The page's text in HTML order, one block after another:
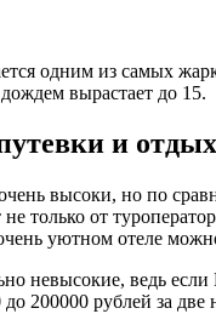
одним из самых
вырастает до 15.
и отдых
высоки, но по
только от
уютном отеле
невысокие, ведь
200000 рублей за